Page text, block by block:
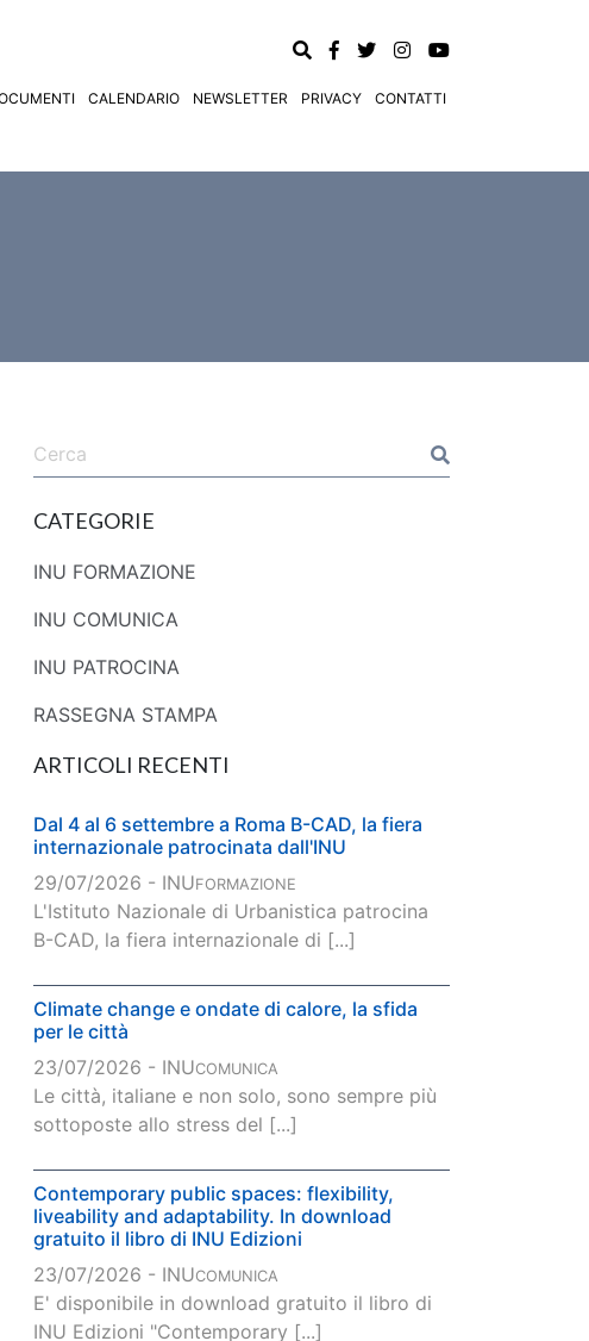
CALENDARIO NEWSLETTER PRIVACY CONTATTI
CATEGORIE
INU FORMAZIONE
INU COMUNICA
INU PATROCINA
RASSEGNA STAMPA
ARTICOLI RECENTI
Dal 4 al 6 settembre a Roma B-CAD, la fiera
internazionale patrocinata dall'INU
29/07/2026 - INUFORMAZIONE
L'Istituto Nazionale di Urbanistica patrocina
B-CAD, la fiera internazionale di [...]
Climate change e ondate di calore, la sfida
per le città
23/07/2026 - INUCOMUNICA
Le città, italiane e non solo, sono sempre più
sottoposte allo stress del [...]
Contemporary public spaces: flexibility,
liveability and adaptability. In download
gratuito il libro di INU Edizioni
23/07/2026 - INUCOMUNICA
E' disponibile in download gratuito il libro di
INU Edizioni "Contemporary [...]